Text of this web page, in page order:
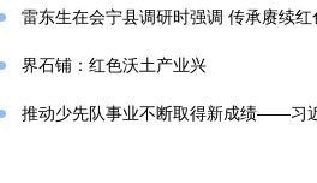
雷东生在会宁县调研时强调 传承赓续
界石铺：红色沃土产业兴
推动少先队事业不断取得新成绩——习